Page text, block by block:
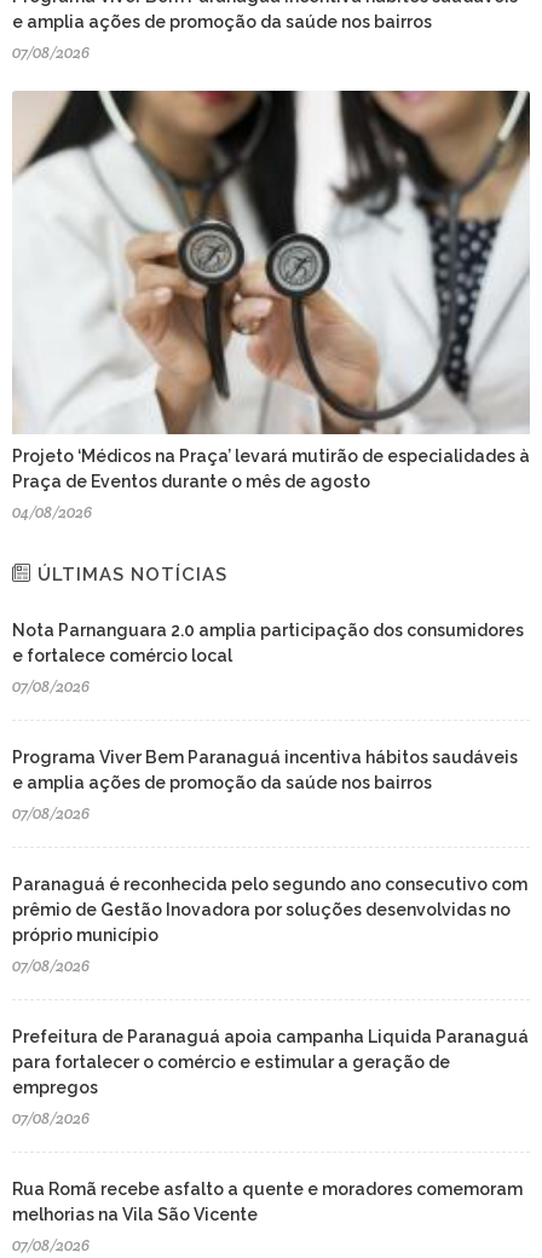
e amplia ações de promoção da saúde nos bairros
07/08/2026
Projeto ‘Médicos na Praça’ levará mutirão de especialidades à
Praça de Eventos durante o mês de agosto
04/08/2026
ÚLTIMAS NOTÍCIAS
Nota Parnanguara 2.0 amplia participação dos consumidores
e fortalece comércio local
07/08/2026
Programa Viver Bem Paranaguá incentiva hábitos saudáveis
e amplia ações de promoção da saúde nos bairros
07/08/2026
Paranaguá é reconhecida pelo segundo ano consecutivo com
prêmio de Gestão Inovadora por soluções desenvolvidas no
próprio município
07/08/2026
Prefeitura de Paranaguá apoia campanha Liquida Paranaguá
para fortalecer o comércio e estimular a geração de
empregos
07/08/2026
Rua Romã recebe asfalto a quente e moradores comemoram
melhorias na Vila São Vicente
07/08/2026